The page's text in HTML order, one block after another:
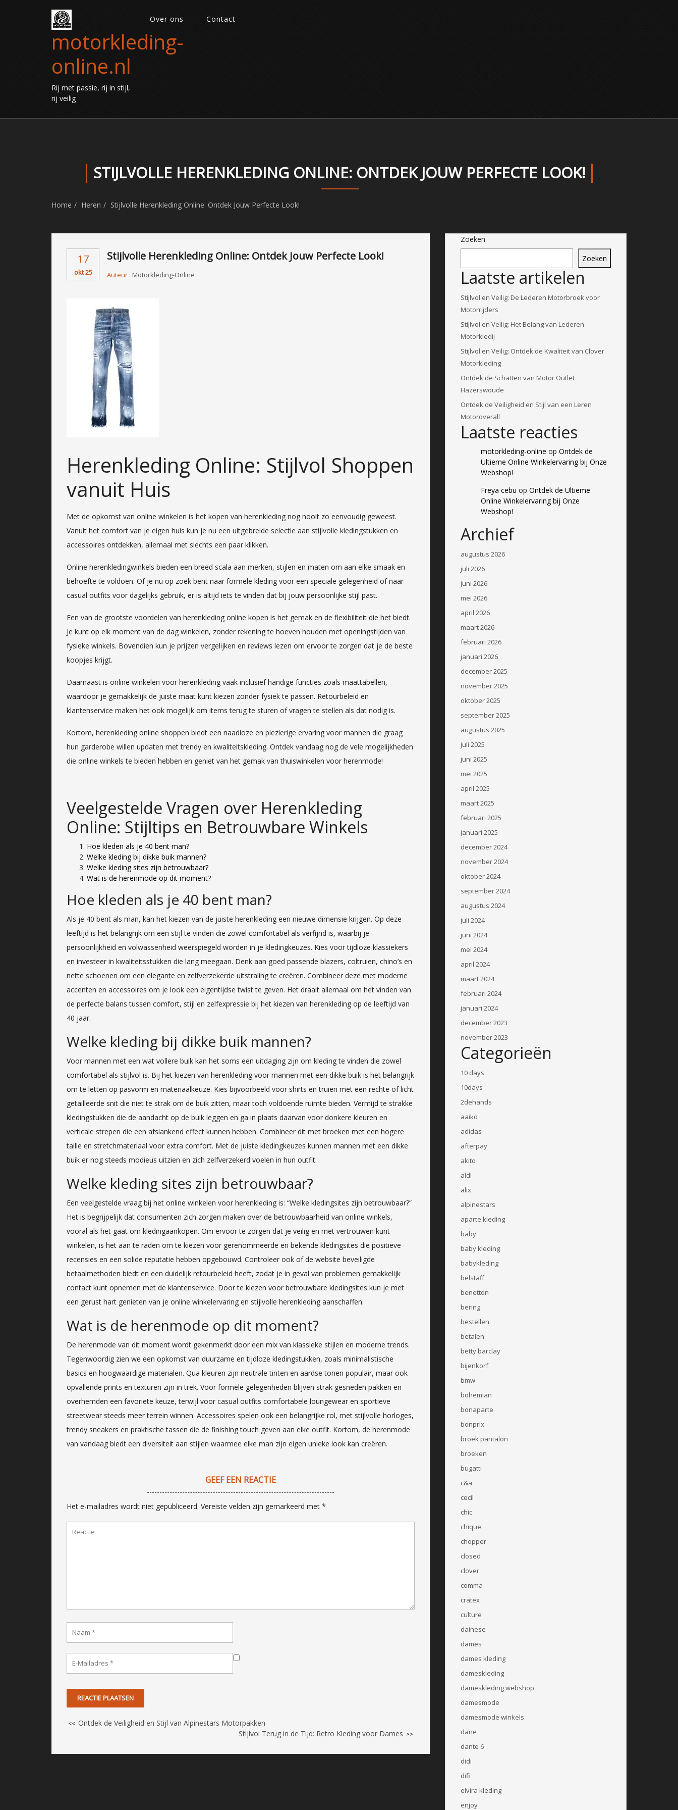
motorkleding-
online.nl
Rij met passie, rij in stijl,
rij veilig
Over ons Contact
STIJLVOLLE HERENKLEDING ONLINE: ONTDEK JOUW PERFECTE LOOK!
Home Heren Stijlvolle Herenkleding Online: Ontdek Jouw Perfecte Look!
17
okt 25
Stijlvolle Herenkleding Online: Ontdek Jouw Perfecte Look!
Auteur : Motorkleding-Online
Herenkleding Online: Stijlvol Shoppen
vanuit Huis
Met de opkomst van online winkelen is het kopen van herenkleding nog nooit zo eenvoudig geweest.
Vanuit het comfort van je eigen huis kun je nu een uitgebreide selectie aan stijlvolle kledingstukken en
accessoires ontdekken, allemaal met slechts een paar klikken.
Online herenkledingwinkels bieden een breed scala aan merken, stijlen en maten om aan elke smaak en
behoefte te voldoen. Of je nu op zoek bent naar formele kleding voor een speciale gelegenheid of naar
casual outfits voor dagelijks gebruik, er is altijd iets te vinden dat bij jouw persoonlijke stijl past.
Een van de grootste voordelen van herenkleding online kopen is het gemak en de flexibiliteit die het biedt.
Je kunt op elk moment van de dag winkelen, zonder rekening te hoeven houden met openingstijden van
fysieke winkels. Bovendien kun je prijzen vergelijken en reviews lezen om ervoor te zorgen dat je de beste
koopjes krijgt.
Daarnaast is online winkelen voor herenkleding vaak inclusief handige functies zoals maattabellen,
waardoor je gemakkelijk de juiste maat kunt kiezen zonder fysiek te passen. Retourbeleid en
klantenservice maken het ook mogelijk om items terug te sturen of vragen te stellen als dat nodig is.
Kortom, herenkleding online shoppen biedt een naadloze en plezierige ervaring voor mannen die graag
hun garderobe willen updaten met trendy en kwaliteitskleding. Ontdek vandaag nog de vele mogelijkheden
die online winkels te bieden hebben en geniet van het gemak van thuiswinkelen voor herenmode!
Veelgestelde Vragen over Herenkleding
Online: Stijltips en Betrouwbare Winkels
Hoe kleden als je 40 bent man?
Welke kleding bij dikke buik mannen?
Welke kleding sites zijn betrouwbaar?
Wat is de herenmode op dit moment?
Hoe kleden als je 40 bent man?
Als je 40 bent als man, kan het kiezen van de juiste herenkleding een nieuwe dimensie krijgen. Op deze
leeftijd is het belangrijk om een stijl te vinden die zowel comfortabel als verfijnd is, waarbij je
persoonlijkheid en volwassenheid weerspiegeld worden in je kledingkeuzes. Kies voor tijdloze klassiekers
en investeer in kwaliteitsstukken die lang meegaan. Denk aan goed passende blazers, coltruien, chino’s en
nette schoenen om een elegante en zelfverzekerde uitstraling te creëren. Combineer deze met moderne
accenten en accessoires om je look een eigentijdse twist te geven. Het draait allemaal om het vinden van
de perfecte balans tussen comfort, stijl en zelfexpressie bij het kiezen van herenkleding op de leeftijd van
40 jaar.
Welke kleding bij dikke buik mannen?
Voor mannen met een wat vollere buik kan het soms een uitdaging zijn om kleding te vinden die zowel
comfortabel als stijlvol is. Bij het kiezen van herenkleding voor mannen met een dikke buik is het belangrijk
om te letten op pasvorm en materiaalkeuze. Kies bijvoorbeeld voor shirts en truien met een rechte of licht
getailleerde snit die niet te strak om de buik zitten, maar toch voldoende ruimte bieden. Vermijd te strakke
kledingstukken die de aandacht op de buik leggen en ga in plaats daarvan voor donkere kleuren en
verticale strepen die een afslankend effect kunnen hebben. Combineer dit met broeken met een hogere
taille en stretchmateriaal voor extra comfort. Met de juiste kledingkeuzes kunnen mannen met een dikke
buik er nog steeds modieus uitzien en zich zelfverzekerd voelen in hun outfit.
Welke kleding sites zijn betrouwbaar?
Een veelgestelde vraag bij het online winkelen voor herenkleding is: “Welke kledingsites zijn betrouwbaar?”
Het is begrijpelijk dat consumenten zich zorgen maken over de betrouwbaarheid van online winkels,
vooral als het gaat om kledingaankopen. Om ervoor te zorgen dat je veilig en met vertrouwen kunt
winkelen, is het aan te raden om te kiezen voor gerenommeerde en bekende kledingsites die positieve
recensies en een solide reputatie hebben opgebouwd. Controleer ook of de website beveiligde
betaalmethoden biedt en een duidelijk retourbeleid heeft, zodat je in geval van problemen gemakkelijk
contact kunt opnemen met de klantenservice. Door te kiezen voor betrouwbare kledingsites kun je met
een gerust hart genieten van je online winkelervaring en stijlvolle herenkleding aanschaffen.
Wat is de herenmode op dit moment?
De herenmode van dit moment wordt gekenmerkt door een mix van klassieke stijlen en moderne trends.
Tegenwoordig zien we een opkomst van duurzame en tijdloze kledingstukken, zoals minimalistische
basics en hoogwaardige materialen. Qua kleuren zijn neutrale tinten en aardse tonen populair, maar ook
opvallende prints en texturen zijn in trek. Voor formele gelegenheden blijven strak gesneden pakken en
overhemden een favoriete keuze, terwijl voor casual outfits comfortabele loungewear en sportieve
streetwear steeds meer terrein winnen. Accessoires spelen ook een belangrijke rol, met stijlvolle horloges,
trendy sneakers en praktische tassen die de finishing touch geven aan elke outfit. Kortom, de herenmode
van vandaag biedt een diversiteit aan stijlen waarmee elke man zijn eigen unieke look kan creëren.
GEEF EEN REACTIE
Het e-mailadres wordt niet gepubliceerd. Vereiste velden zijn gemarkeerd met *
<< Ontdek de Veiligheid en Stijl van Alpinestars Motorpakken
Stijlvol Terug in de Tijd: Retro Kleding voor Dames >>
Zoeken
Zoeken
Laatste artikelen
Stijlvol en Veilig: De Lederen Motorbroek voor
Motorrijders
Stijlvol en Veilig: Het Belang van Lederen
Motorkledij
Stijlvol en Veilig: Ontdek de Kwaliteit van Clover
Motorkleding
Ontdek de Schatten van Motor Outlet
Hazerswoude
Ontdek de Veiligheid en Stijl van een Leren
Motoroverall
Laatste reacties
motorkleding-online op Ontdek de
Ultieme Online Winkelervaring bij Onze
Webshop!
Freya cebu op Ontdek de Ultieme
Online Winkelervaring bij Onze
Webshop!
Archief
augustus 2026
juli 2026
juni 2026
mei 2026
april 2026
maart 2026
februari 2026
januari 2026
december 2025
november 2025
oktober 2025
september 2025
augustus 2025
juli 2025
juni 2025
mei 2025
april 2025
maart 2025
februari 2025
januari 2025
december 2024
november 2024
oktober 2024
september 2024
augustus 2024
juli 2024
juni 2024
mei 2024
april 2024
maart 2024
februari 2024
januari 2024
december 2023
november 2023
Categorieën
10 days
10days
2dehands
aaiko
adidas
afterpay
akito
aldi
alix
alpinestars
aparte kleding
baby
baby kleding
babykleding
belstaff
benetton
bering
bestellen
betalen
betty barclay
bijenkorf
bmw
bohemian
bonaparte
bonprix
broek pantalon
broeken
bugatti
c&a
cecil
chic
chique
chopper
closed
clover
comma
cratex
culture
dainese
dames
dames kleding
dameskleding
dameskleding webshop
damesmode
damesmode winkels
dane
dante 6
didi
difi
elvira kleding
enjoy